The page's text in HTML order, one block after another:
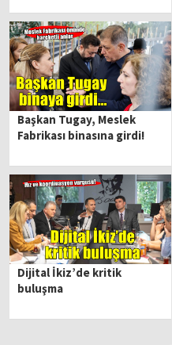
Başkan Tugay, Meslek
Fabrikası binasına girdi!
Dijital İkiz’de kritik
buluşma